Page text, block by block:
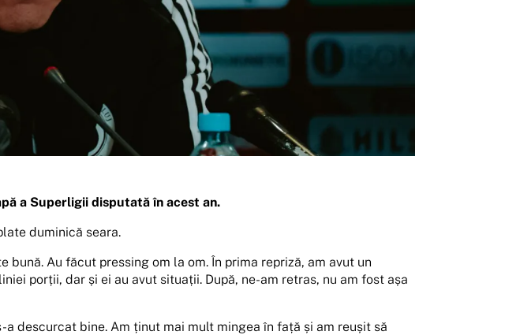
a Superligii disputată în acest an.
duminică seara.
Au făcut pressing om la om. În prima repriză, am avut un
porții, dar și ei au avut situații. După, ne-am retras, nu am fost așa
descurcat bine. Am ținut mai mult mingea în față și am reușit să